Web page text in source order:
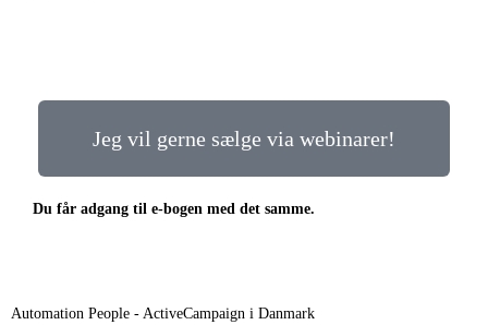
Jeg vil gerne sælge via webinarer!
Du får adgang til e-bogen med det samme.
Automation People - ActiveCampaign i Danmark